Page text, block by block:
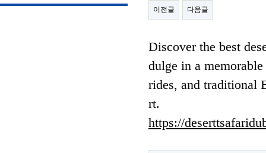
이전글 다음글
Discover the best
dulge in a
rides, and traditional
rt.
https://